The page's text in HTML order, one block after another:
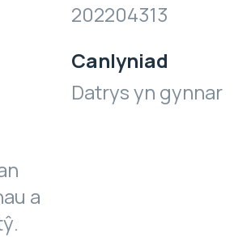
a
202204313
Canlyniad
Datrys yn gynnar